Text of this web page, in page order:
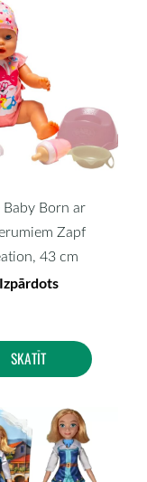
Baby Born ar
Zapf
43 cm
Izpārdots
SKATĪT